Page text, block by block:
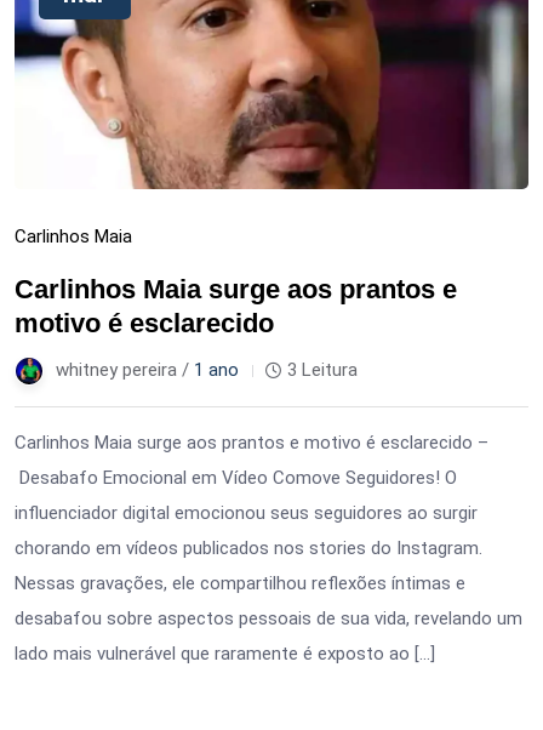
Carlinhos Maia
Carlinhos Maia surge aos prantos e
motivo é esclarecido
whitney pereira / 1 ano 3 Leitura
Carlinhos Maia surge aos prantos e motivo é esclarecido –
Desabafo Emocional em Vídeo Comove Seguidores! O
influenciador digital emocionou seus seguidores ao surgir
chorando em vídeos publicados nos stories do Instagram.
Nessas gravações, ele compartilhou reflexões íntimas e
desabafou sobre aspectos pessoais de sua vida, revelando um
lado mais vulnerável que raramente é exposto ao […]